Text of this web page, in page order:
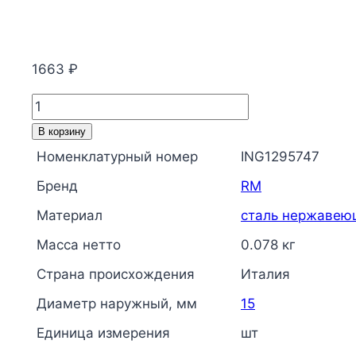
1663 ₽
Количество
товара
нерж
AISI
90гр
Дн
15х1/2"
пресс/
В корзину
Номенклатурный номер
ING1295747
Бренд
RM
Материал
сталь
Масса нетто
0.078 кг
Страна происхождения
Италия
Диаметр наружный, мм
15
Единица измерения
шт